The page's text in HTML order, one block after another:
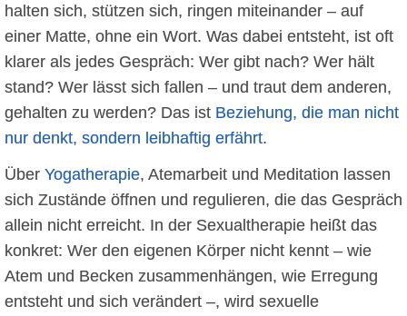
halten sich, stützen sich, ringen miteinander – auf
einer Matte, ohne ein Wort. Was dabei entsteht, ist oft
klarer als jedes Gespräch: Wer gibt nach? Wer hält
stand? Wer lässt sich fallen – und traut dem anderen,
gehalten zu werden? Das ist Beziehung, die man nicht
nur denkt, sondern leibhaftig erfährt.
Über Yogatherapie, Atemarbeit und Meditation lassen
sich Zustände öffnen und regulieren, die das Gespräch
allein nicht erreicht. In der Sexualtherapie heißt das
konkret: Wer den eigenen Körper nicht kennt – wie
Atem und Becken zusammenhängen, wie Erregung
entsteht und sich verändert –, wird sexuelle